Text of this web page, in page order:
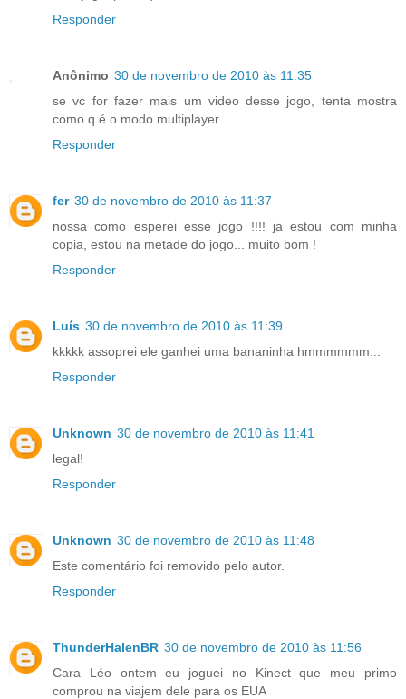
Responder
Anônimo 30 de novembro de 2010 às 11:35
se vc for fazer mais um video desse jogo, tenta mostra
como q é o modo multiplayer
Responder
fer 30 de novembro de 2010 às 11:37
nossa como esperei esse jogo !!!! ja estou com minha
copia, estou na metade do jogo... muito bom !
Responder
Luís 30 de novembro de 2010 às 11:39
kkkkk assoprei ele ganhei uma bananinha hmmmmmm...
Responder
Unknown 30 de novembro de 2010 às 11:41
legal!
Responder
Unknown 30 de novembro de 2010 às 11:48
Este comentário foi removido pelo autor.
Responder
ThunderHalenBR 30 de novembro de 2010 às 11:56
Cara Léo ontem eu joguei no Kinect que meu primo
comprou na viajem dele para os EUA